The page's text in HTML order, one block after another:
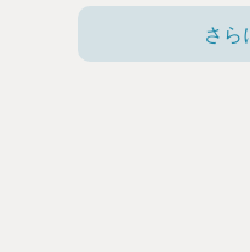
感謝申し上げます。
どうも、ありがとうござ
さら